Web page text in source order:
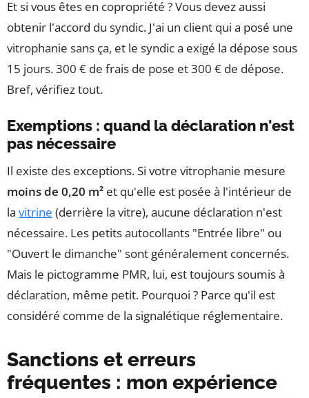
Et si vous êtes en copropriété ? Vous devez aussi
obtenir l'accord du syndic. J'ai un client qui a posé une
vitrophanie sans ça, et le syndic a exigé la dépose sous
15 jours. 300 € de frais de pose et 300 € de dépose.
Bref, vérifiez tout.
Exemptions : quand la déclaration n'est
pas nécessaire
Il existe des exceptions. Si votre vitrophanie mesure
moins de 0,20 m² et qu'elle est posée à l'intérieur de
la vitrine (derrière la vitre), aucune déclaration n'est
nécessaire. Les petits autocollants "Entrée libre" ou
"Ouvert le dimanche" sont généralement concernés.
Mais le pictogramme PMR, lui, est toujours soumis à
déclaration, même petit. Pourquoi ? Parce qu'il est
considéré comme de la signalétique réglementaire.
Sanctions et erreurs
fréquentes : mon expérience